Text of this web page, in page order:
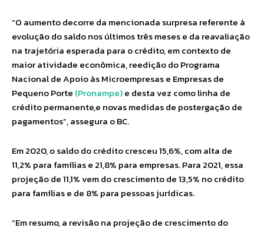
“O aumento decorre da mencionada surpresa referente à
evolução do saldo nos últimos três meses e da reavaliação
na trajetória esperada para o crédito, em contexto de
maior atividade econômica, reedição do Programa
Nacional de Apoio às Microempresas e Empresas de
Pequeno Porte (Pronampe)e desta vez como linha de
crédito permanente,e novas medidas de postergação de
pagamentos”, assegura o BC.
Em 2020, o saldo do crédito cresceu 15,6%, com alta de
11,2% para famílias e 21,8% para empresas. Para 2021, essa
projeção de 11,1% vem do crescimento de 13,5% no crédito
para famílias e de 8% para pessoas jurídicas.
“Em resumo, a revisão na projeção de crescimento do